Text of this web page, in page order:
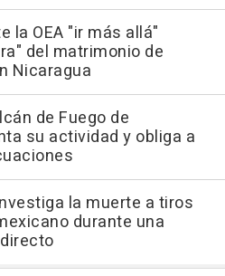
la OEA "ir más allá"
del matrimonio de
Nicaragua
de Fuego de
su actividad y obliga a
la muerte a tiros
durante una